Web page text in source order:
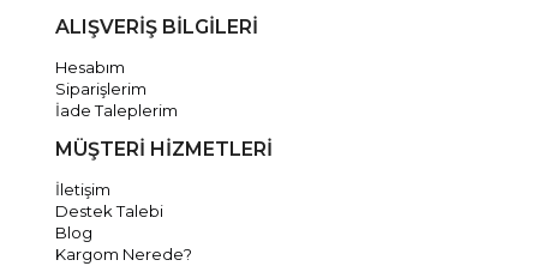
ALIŞVERİŞ BİLGİLERİ
Hesabım
Siparişlerim
İade Taleplerim
MÜŞTERİ HİZMETLERİ
İletişim
Destek Talebi
Blog
Kargom Nerede?